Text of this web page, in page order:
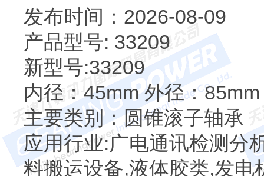
发布时间：2026-08-09
产品型号: 33209
新型号:33209
内径：45mm 外径：
主要类别：圆锥滚子轴承
应用行业:广电通讯检测分
料搬运设备,液体胶类,发